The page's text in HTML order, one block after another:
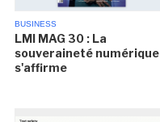
BUSINESS
LMI MAG 30 : La
souveraineté numérique
s'affirme